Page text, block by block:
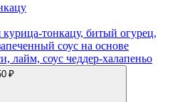
курица-тонкацу, битый огурец,
соус на основе
лайм, соус чеддер-халапеньо
₽